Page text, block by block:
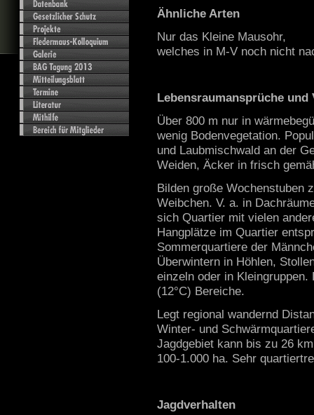
Ähnliche Arten
Nur das Kleine Mausohr,
welches in M-V noch nicht
Lebensraumansprüche und
Über 800 m nur in
wenig Bodenvegetation.
und Laubmischwald an der
Weiden, Äcker in frisch
Bilden große Wochenstuben
Weibchen. V. a. in
sich Quartier mit vielen
Hangplätze im Quartier
Sommerquartiere der
Überwintern in Höhlen,
einzeln oder in
(12°C) Bereiche.
Legt regional wandernd
Winter- und
Jagdgebiet kann bis zu 26
100-1.000 ha. Sehr
Jagdverhalten